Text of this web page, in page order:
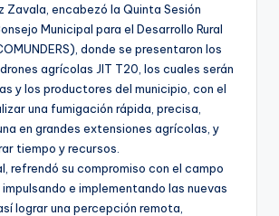
Zavala, encabezó la Quinta Sesión
Municipal para el Desarrollo Rural
donde se presentaron los
agrícolas JIT T20, los cuales serán
y los productores del municipio, con el
una fumigación rápida, precisa,
en grandes extensiones agrícolas, y
tiempo y recursos.
refrendó su compromiso con el campo
e implementando las nuevas
lograr una percepción remota,